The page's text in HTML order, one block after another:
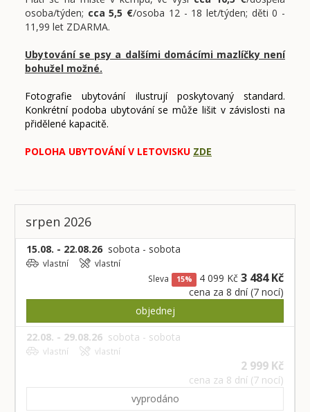
osoba/týden; cca 5,5 €/osoba 12 - 18 let/týden; děti 0 -
11,99 let ZDARMA.
Ubytování se psy a dalšími domácími mazlíčky není
bohužel možné.
Fotografie ubytování ilustrují poskytovaný standard.
Konkrétní podoba ubytování se může lišit v závislosti na
přidělené kapacitě.
POLOHA UBYTOVÁNÍ V LETOVISKU ZDE
srpen 2026
15.08. - 22.08.26 sobota - sobota
vlastní
vlastní
Sleva
15% 4 099 Kč 3 484 Kč
cena za 8 dní (7 nocí)
objednej
22.08. - 29.08.26 sobota - sobota
vlastní vlastní
2 999 Kč
cena za 8 dní (7 nocí)
vyprodáno